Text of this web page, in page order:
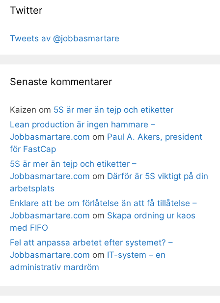
Twitter
Tweets av @jobbasmartare
Senaste kommentarer
Kaizen om 5S är mer än tejp och etiketter
Lean production är ingen hammare –
Jobbasmartare.com om Paul A. Akers, president
för FastCap
5S är mer än tejp och etiketter –
Jobbasmartare.com om Därför är 5S viktigt på din
arbetsplats
Enklare att be om förlåtelse än att få tillåtelse –
Jobbasmartare.com om Skapa ordning ur kaos
med FIFO
Fel att anpassa arbetet efter systemet? –
Jobbasmartare.com om IT-system – en
administrativ mardröm